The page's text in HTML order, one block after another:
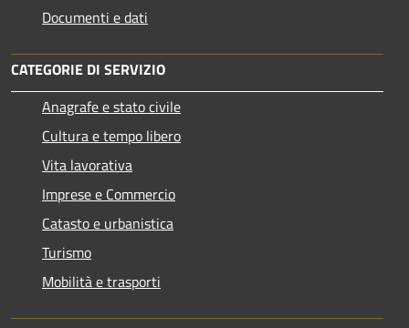
Documenti e dati
CATEGORIE DI SERVIZIO
Anagrafe e stato civile
Cultura e tempo libero
Vita lavorativa
Imprese e Commercio
Catasto e urbanistica
Turismo
Mobilità e trasporti